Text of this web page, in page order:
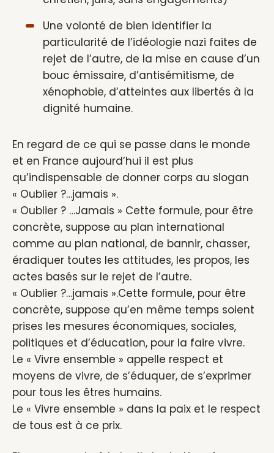
Une volonté de bien identifier la
particularité de l’idéologie nazi faites de
rejet de l’autre, de la mise en cause d’un
bouc émissaire, d’antisémitisme, de
xénophobie, d’atteintes aux libertés à la
dignité humaine.
En regard de ce qui se passe dans le monde
et en France aujourd’hui il est plus
qu’indispensable de donner corps au slogan
« Oublier ?…jamais ».
« Oublier ? …Jamais » Cette formule, pour être
concrète, suppose au plan international
comme au plan national, de bannir, chasser,
éradiquer toutes les attitudes, les propos, les
actes basés sur le rejet de l’autre.
« Oublier ?…jamais ».Cette formule, pour être
concrète, suppose qu’en même temps soient
prises les mesures économiques, sociales,
politiques et d’éducation, pour la faire vivre.
Le « Vivre ensemble » appelle respect et
moyens de vivre, de s’éduquer, de s’exprimer
pour tous les êtres humains.
Le « Vivre ensemble » dans la paix et le respect
de tous est à ce prix.